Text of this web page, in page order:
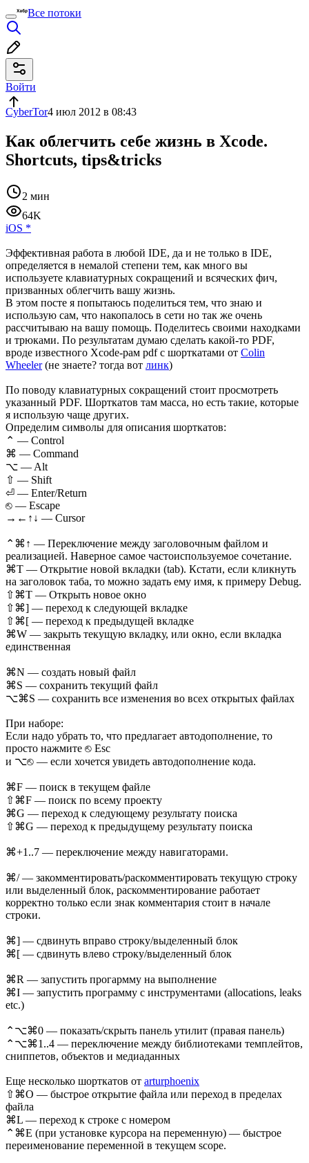
Все потоки
Войти
CyberTor4 июл 2012 в 08:43
Как облегчить себе жизнь в Xcode.
Shortcuts, tips&tricks
2 мин
64K
iOS *
Эффективная работа в любой IDE, да и не только в IDE,
определяется в немалой степени тем, как много вы
используете клавиатурных сокращений и всяческих фич,
призванных облегчить вашу жизнь.
В этом посте я попытаюсь поделиться тем, что знаю и
использую сам, что накопалось в сети но так же очень
рассчитываю на вашу помощь. Поделитесь своими находками
и трюками. По результатам думаю сделать какой-то PDF,
вроде известного Xcode-рам pdf c шорткатами от Colin
Wheeler(не знаете? тогда вот линк)
По поводу клавиатурных сокращений стоит просмотреть
указанный PDF. Шорткатов там масса, но есть такие, которые
я использую чаще других.
Определим символы для описания шорткатов:
⌃ — Control
⌘ — Command
⌥ — Alt
⇧ — Shift
⏎ — Enter/Return
⎋ — Escape
→←↑↓ — Cursor
⌃⌘↑ — Переключение между заголовочным файлом и
реализацией. Наверное самое частоиспользуемое сочетание.
⌘T — Открытие новой вкладки (tab). Кстати, если кликнуть
на заголовок таба, то можно задать ему имя, к примеру Debug.
⇧⌘Т — Открыть новое окно
⇧⌘] — переход к следующей вкладке
⇧⌘[ — переход к предыдущей вкладке
⌘W — закрыть текущую вкладку, или окно, если вкладка
единственная
⌘N — создать новый файл
⌘S — сохранить текущий файл
⌥⌘S — сохранить все изменения во всех открытых файлах
При наборе:
Если надо убрать то, что предлагает автодополнение, то
просто нажмите ⎋ Esc
и ⌥⎋ — если хочется увидеть автодополнение кода.
⌘F — поиск в текущем файле
⇧⌘F — поиск по всему проекту
⌘G — переход к следующему результату поиска
⇧⌘G — переход к предыдущему результату поиска
⌘+1..7 — переключение между навигаторами.
⌘/ — закомментировать/раскомментировать текущую строку
или выделенный блок, раскомментирование работает
корректно только если знак комментария стоит в начале
строки.
⌘] — сдвинуть вправо строку/выделенный блок
⌘[ — сдвинуть влево строку/выделенный блок
⌘R — запустить прогармму на выполнение
⌘I — запустить программу с инструментами (allocations, leaks
etc.)
⌃⌥⌘0 — показать/скрыть панель утилит (правая панель)
⌃⌥⌘1..4 — переключение между библиотеками темплейтов,
сниппетов, объектов и медиаданных
Еще несколько шорткатов от arturphoenix
⇧⌘O — быстрое открытие файла или переход в пределах
файла
⌘L — переход к строке с номером
⌃⌘E (при установке курсора на переменную) — быстрое
переименование переменной в текущем scope.